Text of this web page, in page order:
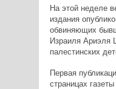
На этой неделе
издания
обвиняющих
Израиля Ариэля
палестинских
Первая
страницах